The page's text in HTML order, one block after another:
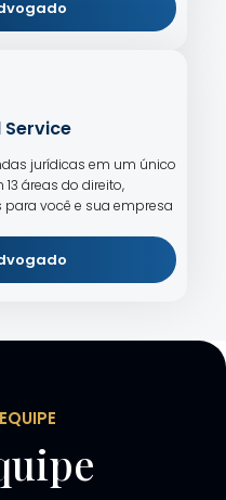
jurídicas em um único
áreas do direito,
você e sua empresa